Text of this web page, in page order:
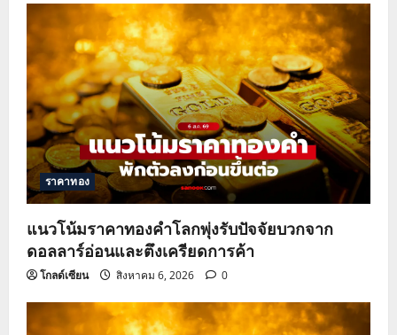
v
i
g
a
t
i
o
n
ราคาทอง
แนวโน้มราคาทองคำโลกพุ่งรับปัจจัยบวกจาก
ดอลลาร์อ่อนและตึงเครียดการค้า
โกลด์เซียน สิงหาคม 6, 2026 0